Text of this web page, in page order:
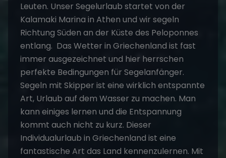
Leuten. Unser Segelurlaub startet von der
Kalamaki Marina in Athen und wir segeln
Richtung Süden an der Küste des Peloponnes
entlang. Das Wetter in Griechenland ist fast
immer ausgezeichnet und hier herrschen
perfekte Bedingungen für Segelanfänger.
Segeln mit Skipper ist eine wirklich entspannte
Art, Urlaub auf dem Wasser zu machen. Man
kann einiges lernen und die Entspannung
kommt auch nicht zu kurz. Dieser
Individualurlaub in Griechenland ist eine
fantastische Art das Land kennenzulernen. Mit